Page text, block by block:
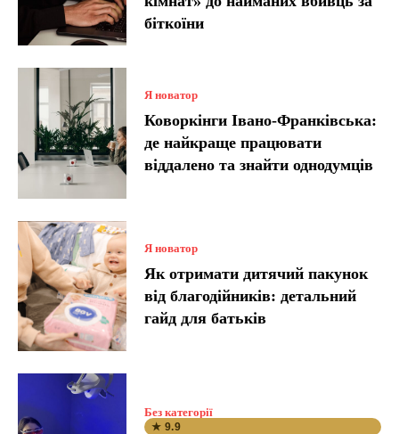
біткоїни
Я новатор
Коворкінги Івано-Франківська:
де найкраще працювати
віддалено та знайти однодумців
Я новатор
Як отримати дитячий пакунок
від благодійників: детальний
гайд для батьків
Без категорії
★ 9.9